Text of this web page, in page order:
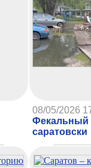
08/05/2026
Фекальный
саратовски